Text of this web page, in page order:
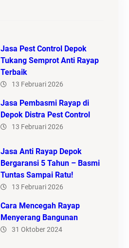
Jasa Pest Control Depok
Tukang Semprot Anti Rayap
Terbaik
13 Februari 2026
Jasa Pembasmi Rayap di
Depok Distra Pest Control
13 Februari 2026
Jasa Anti Rayap Depok
Bergaransi 5 Tahun – Basmi
Tuntas Sampai Ratu!
13 Februari 2026
Cara Mencegah Rayap
Menyerang Bangunan
31 Oktober 2024